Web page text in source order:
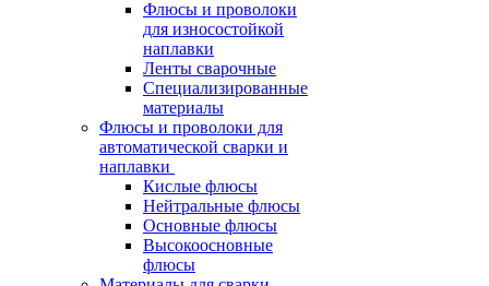
Флюсы и проволоки
для износостойкой
наплавки
Ленты сварочные
Специализированные
материалы
Флюсы и проволоки для
автоматической сварки и
наплавки
Кислые флюсы
Нейтральные флюсы
Основные флюсы
Высокоосновные
флюсы